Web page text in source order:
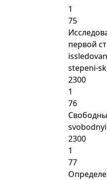
1
75
первой
stepeni-
2300
1
76
2300
1
77